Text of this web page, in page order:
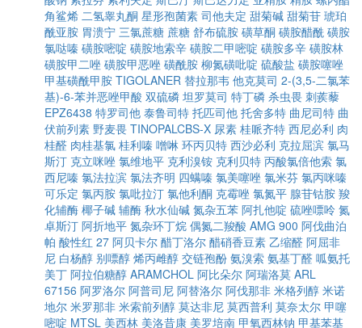
角鲨烯 二氢睾丸酮 星形孢菌素 司他夫定 甜菊碱 甜菊苷 琥珀
酰亚胺 胃溃宁 三氯蔗糖 蔗糖 舒布硫胺 磺草酮 磺胺醋酰 磺胺
氯哒嗪 磺胺嘧啶 磺胺地索辛 磺胺二甲嘧啶 磺胺多辛 磺胺林
磺胺甲二唑 磺胺甲恶唑 磺酰胺 柳氮磺吡啶 硫酸盐 磺胺噻唑
甲基磺酰甲胺 TIGOLANER 替拉那韦 他克莫司 2-(3,5-二氯苯
基)-6-苯并恶唑甲酸 双硫磷 坦罗莫司 特丁磷 杀虫畏 刺蒺藜
EPZ6438 特罗司他 泰鲁司特 托匹司他 托舍多特 曲尼司特 曲
伏前列素 野麦畏 TINOPALCBS-X 尿素 桂哌齐特 西尼必利 肉
桂醛 肉桂基氯 桂利嗪 噌啉 环丙贝特 西沙必利 克拉屈滨 氯马
斯汀 克立咪唑 氯维地平 克利溴铵 克利贝特 丙酸氯倍他索 氯
西尼嗪 氯法拉滨 氯法齐明 四螨嗪 氯美噻唑 氯米芬 氯丙咪嗪
可乐定 氯丙胺 氯吡拉汀 氯他利酮 克霉唑 氯氮平 腺苷钴胺 羧
化辅酶 椰子碱 辅酶 秋水仙碱 氮杂五苯 阿扎他啶 硫唑嘌呤 氮
卓斯汀 阿折地平 氮杂环丁烷 偶氮二羧酸 AMG 900 阿伐曲泊
帕 酸性红 27 阿贝卡尔 醋丁洛尔 醋硝香豆素 乙缩醛 阿屈非
尼 白杨醇 别嘌醇 烯丙雌醇 交链孢酚 氨溴索 氨基丁醛 呱氨托
美丁 阿拉伯糖醇 ARAMCHOL 阿比朵尔 阿瑞洛莫 ARL
67156 阿罗洛尔 阿普司尼 阿替洛尔 阿伐那非 米格列醇 米诺
地尔 米罗那非 米索前列醇 莫达非尼 莫西普利 莫奈太尔 甲噻
嘧啶 MTSL 美西林 美洛昔康 美罗培南 甲氧西林钠 甲基苯基